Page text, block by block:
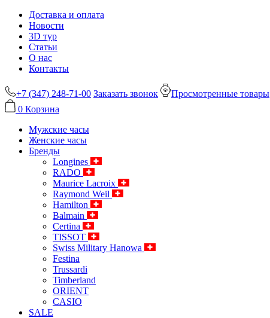
Доставка и оплата
Новости
3D тур
Статьи
О нас
Контакты
+7 (347) 248-71-00 Заказать звонок
Просмотренные товары
0 Корзина
Мужские часы
Женские часы
Бренды
Longines
RADO
Maurice Lacroix
Raymond Weil
Hamilton
Balmain
Certina
TISSOT
Swiss Military Hanowa
Festina
Trussardi
Timberland
ORIENT
CASIO
SALE